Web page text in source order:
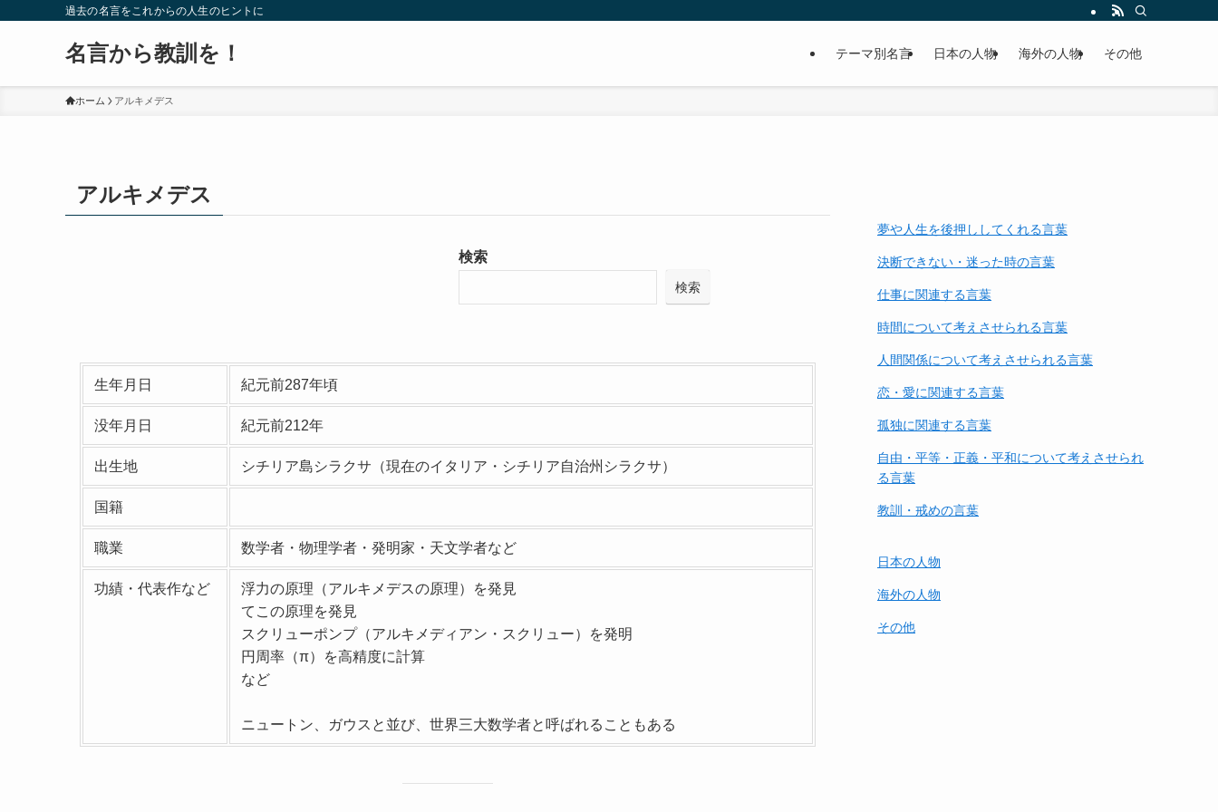
過去の名言をこれからの人生のヒントに
名言から教訓を！ テーマ別名言 日本の人物 海外の人物 その他
ホーム アルキメデス
アルキメデス
検索
検索
生年月日 紀元前287年頃
没年月日 紀元前212年
出生地 シチリア島シラクサ（現在のイタリア・シチリア自治州シラクサ）
国籍
職業 数学者・物理学者・発明家・天文学者など
功績・代表作など
浮力の原理（アルキメデスの原理）を発見
てこの原理を発見
スクリューポンプ（アルキメディアン・スクリュー）を発明
円周率（π）を高精度に計算
など
ニュートン、ガウスと並び、世界三大数学者と呼ばれることもある
夢や人生を後押ししてくれる言葉
決断できない・迷った時の言葉
仕事に関連する言葉
時間について考えさせられる言葉
人間関係について考えさせられる言葉
恋・愛に関連する言葉
孤独に関連する言葉
自由・平等・正義・平和について考えさせられ
る言葉
教訓・戒めの言葉
日本の人物
海外の人物
その他